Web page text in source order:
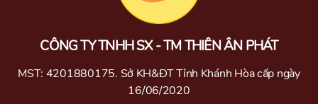
CÔNG TY TNHH SX - TM THIÊN ÂN PHÁT
MST: 4201880175. Sở KH&ĐT Tỉnh Khánh Hòa cấp ngày
16/06/2020